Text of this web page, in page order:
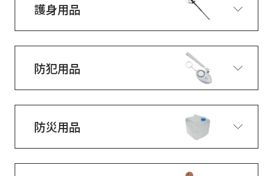
護身用品
防犯用品
防災用品